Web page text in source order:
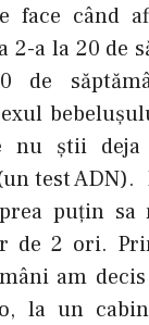
face când
2-a la 20 de
de
nu știi
test ADN).
puțin sa
de 2 ori.
am
la un